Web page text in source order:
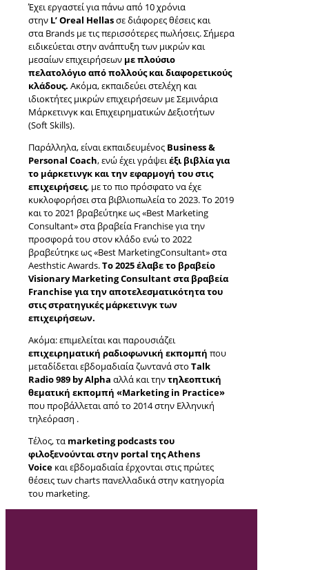
Έχει εργαστεί για πάνω από 10 χρόνια
στην L’ Oreal Hellasσε διάφορες θέσεις και
στα Brands με τις περισσότερες πωλήσεις. Σήμερα
ειδικεύεται στην ανάπτυξη των μικρών και
μεσαίων επιχειρήσεων με πλούσιο
πελατολόγιο από πολλούς και διαφορετικούς
κλάδους. Ακόμα, εκπαιδεύει στελέχη και
ιδιοκτήτες μικρών επιχειρήσεων με Σεμινάρια
Μάρκετινγκ και Επιχειρηματικών Δεξιοτήτων
(Soft Skills).
Παράλληλα, είναι εκπαιδευμένος Business &
Personal Coach, ενώ έχει γράψειέξι βιβλία για
το μάρκετινγκ και την εφαρμογή του στις
επιχειρήσεις, με το πιο πρόσφατο να έχε
κυκλοφορήσει στα βιβλιοπωλεία το 2023. Το 2019
και το 2021 βραβεύτηκε ως «Best Marketing
Consultant» στα βραβεία Franchise για την
προσφορά του στον κλάδο ενώ το 2022
βραβεύτηκε ως «Best MarketingConsultant» στα
Aesthstic Awards.To 2025 έλαβε το βραβείο
Visionary Marketing Consultant στα βραβεία
Franchise για την αποτελεσματικότητα του
στις στρατηγικές μάρκετινγκ των
επιχειρήσεων.
Ακόμα: επιμελείται και παρουσιάζει
επιχειρηματική ραδιοφωνική εκπομπή που
μεταδίδεται εβδομαδιαία ζωντανά στο Talk
Radio 989 by Alpha αλλά και τηντηλεοπτική
θεματική εκπομπή «Marketing in Practice»
που προβάλλεται από το 2014 στην Ελληνική
τηλεόραση .
Τέλος, τα marketing podcasts του
φιλοξενούνται στην portal της Athens
Voice και εβδομαδιαία έρχονται στις πρώτες
θέσεις των charts πανελλαδικά στην κατηγορία
του marketing.